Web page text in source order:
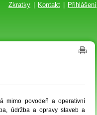
Zkratky Kontakt Přihlášení
mimo povodeň a operativní
údržba a opravy staveb a